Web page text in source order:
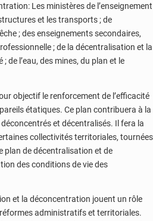
Les ministères de l’enseignement
et les transports ; de
; des enseignements secondaires,
; de la décentralisation et la
de l’eau, des mines, du plan et le
objectif le renforcement de l’efficacité
étatiques. Ce plan contribuera à la
et décentralisés. Il fera la
collectivités territoriales, tournées
plan de décentralisation et de
des conditions de vie des
et la déconcentration jouent un rôle
administratifs et territoriales.